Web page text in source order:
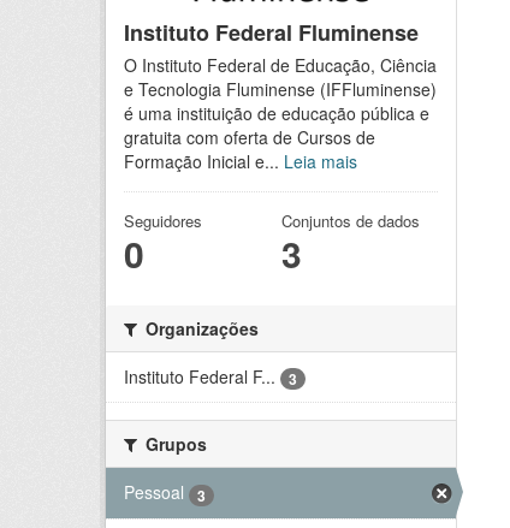
Instituto Federal Fluminense
O Instituto Federal de Educação, Ciência
e Tecnologia Fluminense (IFFluminense)
é uma instituição de educação pública e
gratuita com oferta de Cursos de
Formação Inicial e... Leia mais
Seguidores
0
Conjuntos de dados
3
Organizações
Instituto Federal F...
3
Grupos
Pessoal
3